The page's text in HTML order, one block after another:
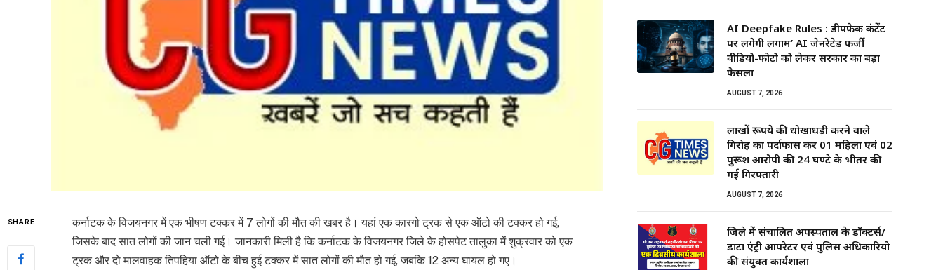
SHARE
कर्नाटक के विजयनगर में एक भीषण टक्कर में 7 लोगों की मौत की खबर है। यहां एक कारगो ट्रक से एक ऑटो की टक्कर हो गई,
जिसके बाद सात लोगों की जान चली गई। जानकारी मिली है कि कर्नाटक के विजयनगर जिले के होसपेट तालुका में शुक्रवार को एक
ट्रक और दो मालवाहक तिपहिया ऑटो के बीच हुई टक्कर में सात लोगों की मौत हो गई, जबकि 12 अन्य घायल हो गए।
AI Deepfake Rules : डीपफेक कंटेंट
पर लगेगी लगाम’ AI जेनरेटेड फर्जी
वीडियो-फोटो को लेकर सरकार का बड़ा
फैसला
AUGUST 7, 2026
लाखों रूपये की धोखाधड़ी करने वाले
गिरोह का पर्दाफास कर 01 महिला एवं 02
पुरूश आरोपी की 24 घण्टे के भीतर की
गई गिरफ्तारी
AUGUST 7, 2026
जिले में संचालित अपस्पताल के डाॅक्टर्स/
डाटा एंट्री आपरेटर एवं पुलिस अधिकारियो
की संयुक्त कार्यशाला